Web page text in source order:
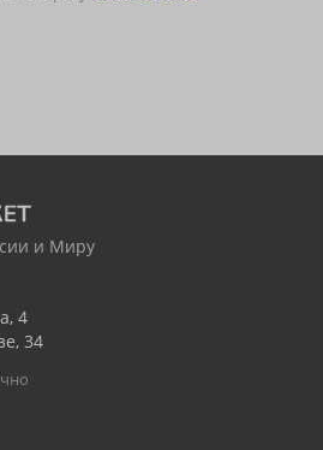
и Миру
4
34